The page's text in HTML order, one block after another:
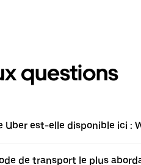
questions
Uber est-elle disponible ici :
de transport le plus